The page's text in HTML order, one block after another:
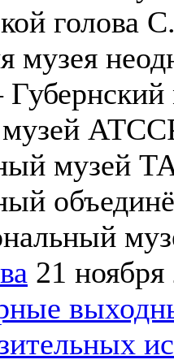
голова
музея
музей
музей
21 ноября